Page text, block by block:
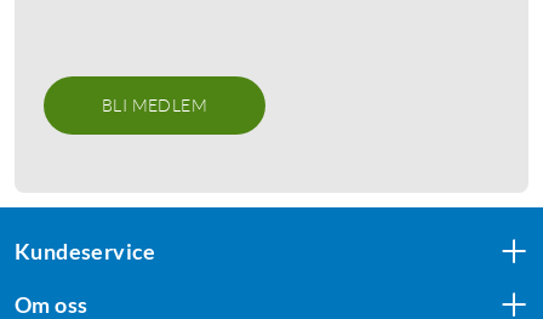
BLI MEDLEM
Kundeservice
Om oss